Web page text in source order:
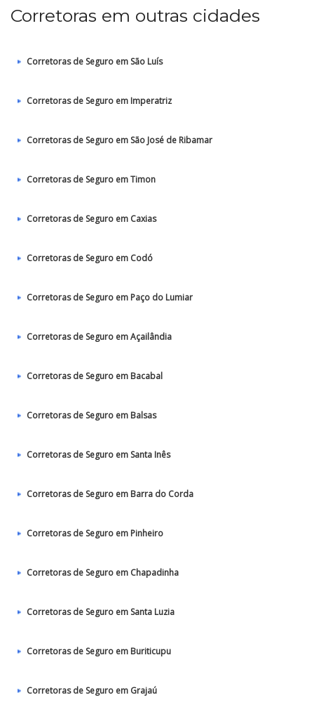
Corretoras em outras cidades
Corretoras de Seguro em São Luís
Corretoras de Seguro em Imperatriz
Corretoras de Seguro em São José de Ribamar
Corretoras de Seguro em Timon
Corretoras de Seguro em Caxias
Corretoras de Seguro em Codó
Corretoras de Seguro em Paço do Lumiar
Corretoras de Seguro em Açailândia
Corretoras de Seguro em Bacabal
Corretoras de Seguro em Balsas
Corretoras de Seguro em Santa Inês
Corretoras de Seguro em Barra do Corda
Corretoras de Seguro em Pinheiro
Corretoras de Seguro em Chapadinha
Corretoras de Seguro em Santa Luzia
Corretoras de Seguro em Buriticupu
Corretoras de Seguro em Grajaú